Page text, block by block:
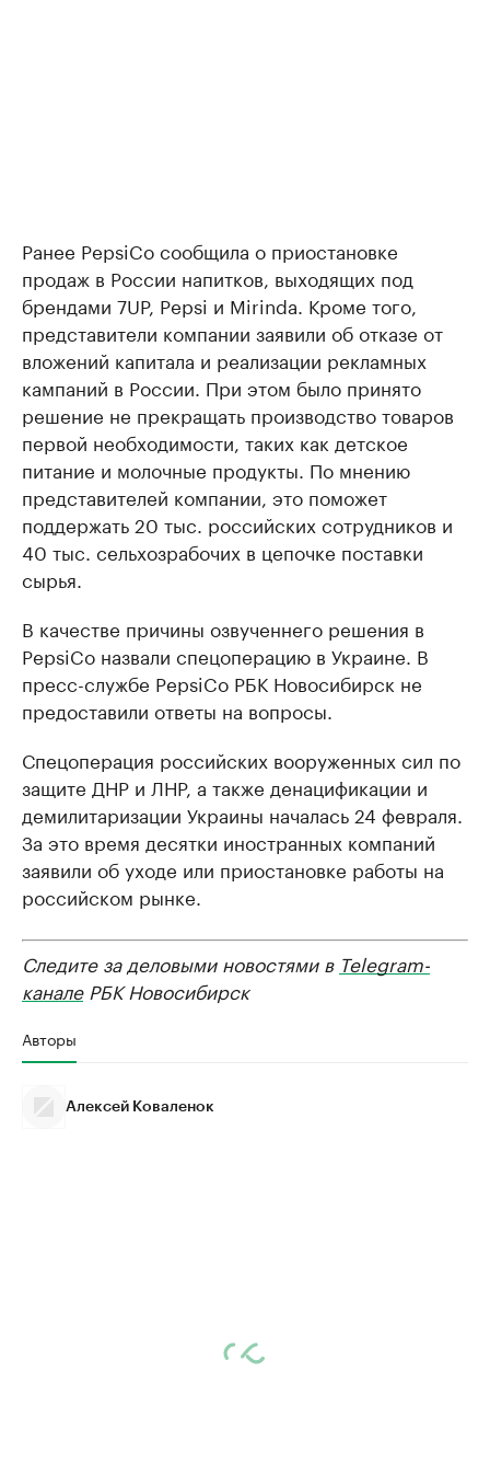
Ранее PepsiCo сообщила о приостановке
продаж в России напитков, выходящих под
брендами 7UP, Pepsi и Mirinda. Кроме того,
представители компании заявили об отказе от
вложений капитала и реализации рекламных
кампаний в России. При этом было принято
решение не прекращать производство товаров
первой необходимости, таких как детское
питание и молочные продукты. По мнению
представителей компании, это поможет
поддержать 20 тыс. российских сотрудников и
40 тыс. сельхозрабочих в цепочке поставки
сырья.
В качестве причины озвученнего решения в
PepsiCo назвали спецоперацию в Украине. В
пресс-службе PepsiCo РБК Новосибирск не
предоставили ответы на вопросы.
Спецоперация российских вооруженных сил по
защите ДНР и ЛНР, а также денацификации и
демилитаризации Украины началась 24 февраля.
За это время десятки иностранных компаний
заявили об уходе или приостановке работы на
российском рынке.
Следите за деловыми новостями в Telegram-
каналеРБК Новосибирск
Авторы
Алексей Коваленок